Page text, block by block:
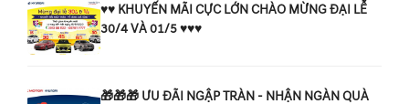
♥️♥️ KHUYẾN MÃI CỰC LỚN CHÀO MỪNG ĐẠI LỄ
30/4 VÀ 01/5 ♥️♥️♥️
🎁🎁🎁 ƯU ĐÃI NGẬP TRÀN - NHẬN NGÀN QUÀ